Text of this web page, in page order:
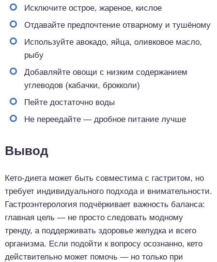
Исключите острое, жареное, кислое
Отдавайте предпочтение отварному и тушёному
Используйте авокадо, яйца, оливковое масло,
рыбу
Добавляйте овощи с низким содержанием
углеводов (кабачки, брокколи)
Пейте достаточно воды
Не переедайте — дробное питание лучше
Вывод
Кето-диета может быть совместима с гастритом, но
требует индивидуального подхода и внимательности.
Гастроэнтерология подчёркивает важность баланса:
главная цель — не просто следовать модному
тренду, а поддерживать здоровье желудка и всего
организма. Если подойти к вопросу осознанно, кето
действительно может помочь — но только при